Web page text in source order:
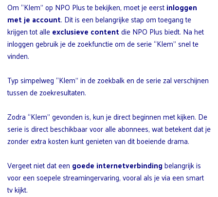
Om “Klem” op NPO Plus te bekijken, moet je eerstinloggen
met je account. Dit is een belangrijke stap om toegang te
krijgen tot alleexclusieve contentdie NPO Plus biedt. Na het
inloggen gebruik je de zoekfunctie om de serie “Klem” snel te
vinden.
Typ simpelweg “Klem” in de zoekbalk en de serie zal verschijnen
tussen de zoekresultaten.
Zodra “Klem” gevonden is, kun je direct beginnen met kijken. De
serie is direct beschikbaar voor alle abonnees, wat betekent dat je
zonder extra kosten kunt genieten van dit boeiende drama.
Vergeet niet dat een goede internetverbindingbelangrijk is
voor een soepele streamingervaring, vooral als je via een smart
tv kijkt.